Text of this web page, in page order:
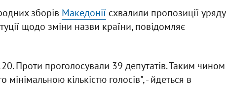
зборів Македонії схвалили пропозиції уряду
щодо зміни назви країни, повідомляє
Проти проголосували 39 депутатів. Таким чином
кількістю голосів", - йдеться в